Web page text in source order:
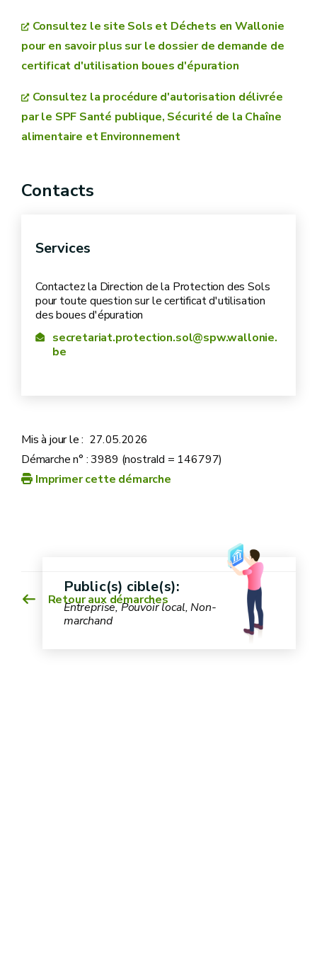
boues issues de centres de traitement de
gadoues de fosses septiques
Consultez le site Sols et Déchets en Wallonie
pour en savoir plus sur le dossier de demande de
certificat d'utilisation boues d'épuration
Consultez la procédure d'autorisation délivrée
par le SPF Santé publique, Sécurité de la Chaîne
alimentaire et Environnement
Contacts
Services
Contactez la Direction de la Protection des Sols
pour toute question sur le certificat d'utilisation
des boues d'épuration
secretariat.protection.sol@spw.wallonie.
be
Mis à jour le : 27.05.2026
Démarche n° : 3989 (nostraId = 146797)
Imprimer cette démarche
Retour aux démarches
Public(s) cible(s):
Entreprise, Pouvoir local, Non-
marchand